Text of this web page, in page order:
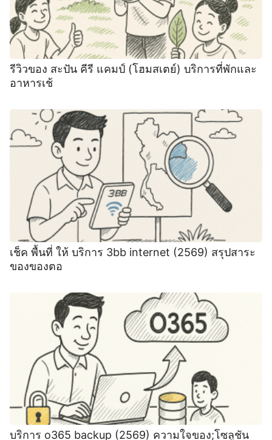
รีวิวของ สะปัน คีรี แคมป์ (โฮมสเตย์) บริการที่พักและ
อาหารเช้
เช็ค พื้นที่ ให้ บริการ 3bb internet (2569) สรุปสาระ
ของของตอ
บริการ o365 backup (2569) ความใจของ;โซลูชัน